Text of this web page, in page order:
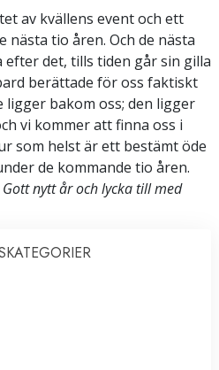
av kvällens event och ett
tio åren. Och de nästa
efter det, tills tiden går sin gilla
berättade för oss faktiskt
bakom oss; den ligger
vi kommer att finna oss i
som helst är ett bestämt öde
de kommande tio åren.
Gott nytt år och lycka till med